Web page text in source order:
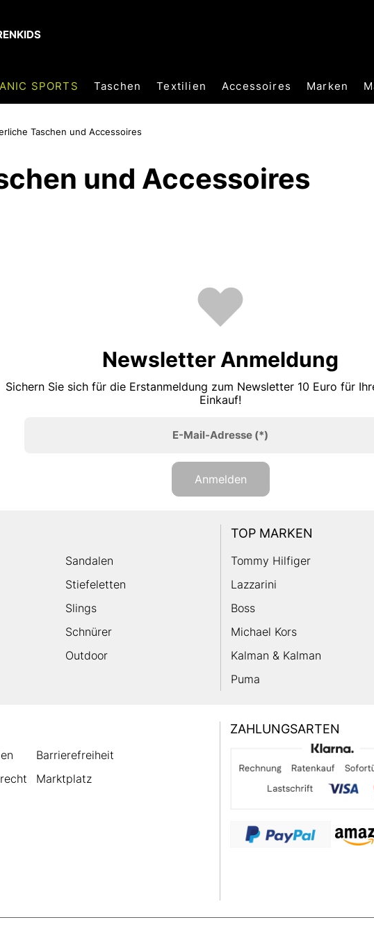
KIDS
SPORTS Taschen Textilien Accessoires Marken
Taschen und Accessoires
und Accessoires
Newsletter Anmeldung
Sichern Sie sich für die Erstanmeldung zum Newsletter 10 Euro für
Einkauf!
E-Mail-Adresse(*)
Anmelden
Sandalen
Stiefeletten
Slings
Schnürer
Outdoor
TOP MARKEN
Tommy Hilfiger
Lazzarini
Boss
Michael Kors
Kalman & Kalman
Puma
Barrierefreiheit
Marktplatz
ZAHLUNGSARTEN